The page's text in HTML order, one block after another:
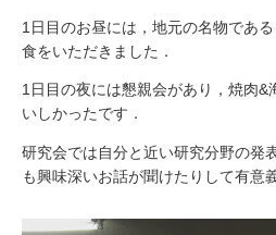
1日目のお昼には，地元の名物であ
食をいただきました．
1日目の夜には懇親会があり，焼肉&
いしかったです．
研究会では自分と近い研究分野の発
も興味深いお話が聞けたりして有意